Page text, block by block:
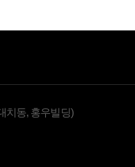
치동, 홍우빌딩)